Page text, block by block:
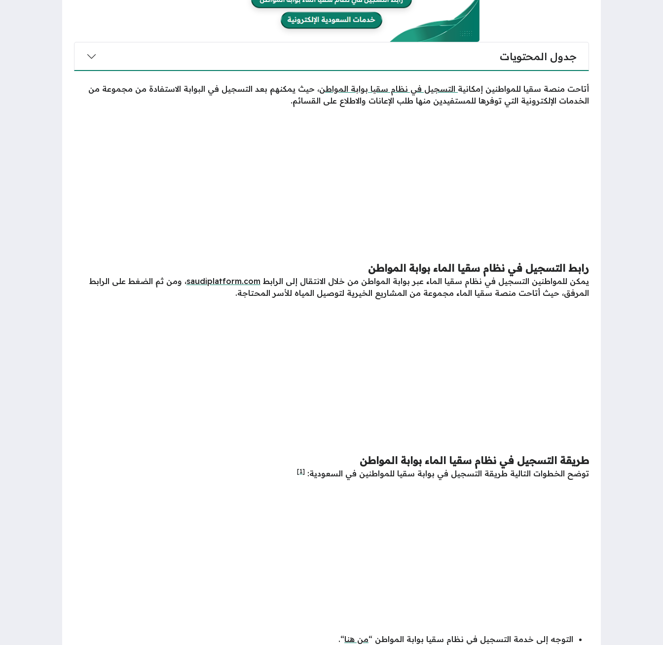
جدول المحتويات
أتاحت منصة سقيا للمواطنين إمكانية التسجيل في نظام سقيا بوابة المواطن، حيث يمكنهم بعد التسجيل في البوابة الاستفادة من مجموعة من
الخدمات الإلكترونية التي توفرها للمستفيدين منها طلب الإعانات والاطلاع على القسائم.
رابط التسجيل في نظام سقيا الماء بوابة المواطن
يمكن للمواطنين التسجيل في نظام سقيا الماء عبر بوابة المواطن من خلال الانتقال إلى الرابط saudiplatform.com، ومن ثم الضغط على الرابط
المرفق، حيث أتاحت منصة سقيا الماء مجموعة من المشاريع الخيرية لتوصيل المياه للأسر المحتاجة.
طريقة التسجيل في نظام سقيا الماء بوابة المواطن
توضح الخطوات التالية طريقة التسجيل في بوابة سقيا للمواطنين في السعودية: [1]
التوجه إلى خدمة التسجيل في نظام سقيا بوابة المواطن “من هنا“.